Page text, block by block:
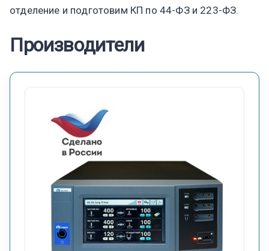
отделение и подготовим КП по 44-ФЗ и 223-ФЗ.
Производители